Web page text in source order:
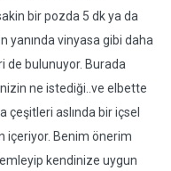
bir pozda 5 dk ya da
yanında vinyasa gibi daha
de bulunuyor. Burada
ne istediği..ve elbette
aslında bir içsel
içeriyor. Benim önerim
kendinize uygun